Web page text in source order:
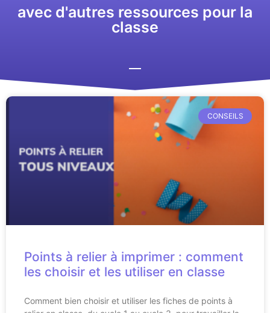
avec d'autres ressources pour la
classe
CONSEILS
Points à relier à imprimer : comment
les choisir et les utiliser en classe
Comment bien choisir et utiliser les fiches de points à